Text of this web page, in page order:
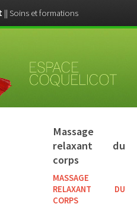
Massage
relaxant du
corps
MASSAGE
RELAXANT DU
CORPS
|| Soins et formations